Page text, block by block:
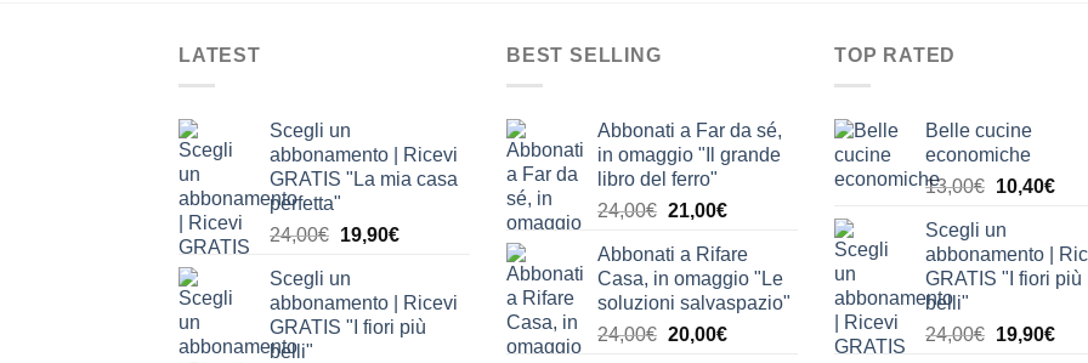
LATEST
Scegli un
abbonamento | Ricevi
GRATIS "La mia casa
perfetta"
24,00€ Il
originale
era:
24,00€.
19,90€Il
è:
19,90€.
Scegli un
abbonamento | Ricevi
GRATIS "I fiori più
belli"
BEST SELLING
Abbonati a Far da sé,
in omaggio "Il grande
libro del ferro"
24,00€ Il
originale
era:
24,00€.
21,00€Il
attuale
è:
21,00€.
Abbonati a Rifare
Casa, in omaggio "Le
soluzioni salvaspazio"
24,00€ Il
20,00€Il
TOP RATED
Belle cucine
economiche
13,00€ Il
originale
era:
13,00€.
10,40€Il
è:
Scegli un
abbonamento |
GRATIS "I fiori più
belli"
24,00€ Il
19,90€Il